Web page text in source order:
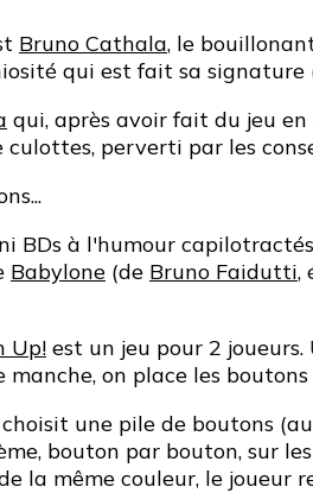
Bruno Cathala, le
qui est fait sa signature
qui, après avoir fait du jeu en
culottes, perverti par les
BDs à l'humour
Babylone (de Bruno Faidutti,
Up! est un jeu pour 2
on place les
une pile de boutons
bouton par bouton, sur
la même couleur, le joueur